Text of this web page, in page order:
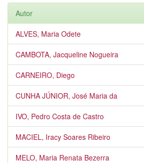
Autor
ALVES, Maria Odete
CAMBOTA, Jacqueline Nogueira
CARNEIRO, Diego
CUNHA JÚNIOR, José Maria da
IVO, Pedro Costa de Castro
MACIEL, Iracy Soares Ribeiro
MELO, Maria Renata Bezerra